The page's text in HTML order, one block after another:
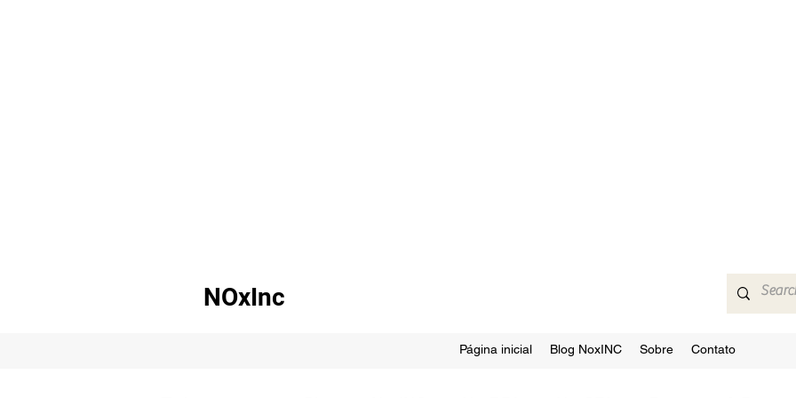
NOxInc
Página inicial Blog NoxINC Sobre Contato